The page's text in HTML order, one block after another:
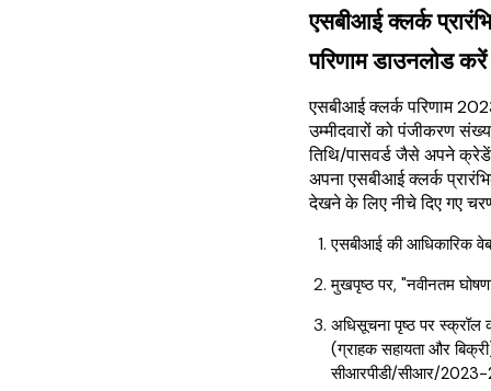
एसबीआई क्लर्क
परिणाम डाउनलोड करें
एसबीआई क्लर्क परिणाम
उम्मीदवारों को पंजीकरण
तिथि/पासवर्ड जैसे अपने
अपना एसबीआई क्लर्क
देखने के लिए नीचे दिए गए
एसबीआई की आधिकारिक
मुखपृष्ठ पर, "नवीनतम
अधिसूचना पृष्ठ पर
(ग्राहक सहायता और
सीआरपीडी/सीआर/